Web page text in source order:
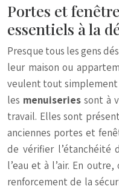
Portes et
essentiels à la
Presque tous les gens
leur maison ou
veulent tout simplement
les menuiseriessont à
travail. Elles sont
anciennes portes et
de vérifier l’étanchéité
l’eau et à l’air. En
renforcement de la